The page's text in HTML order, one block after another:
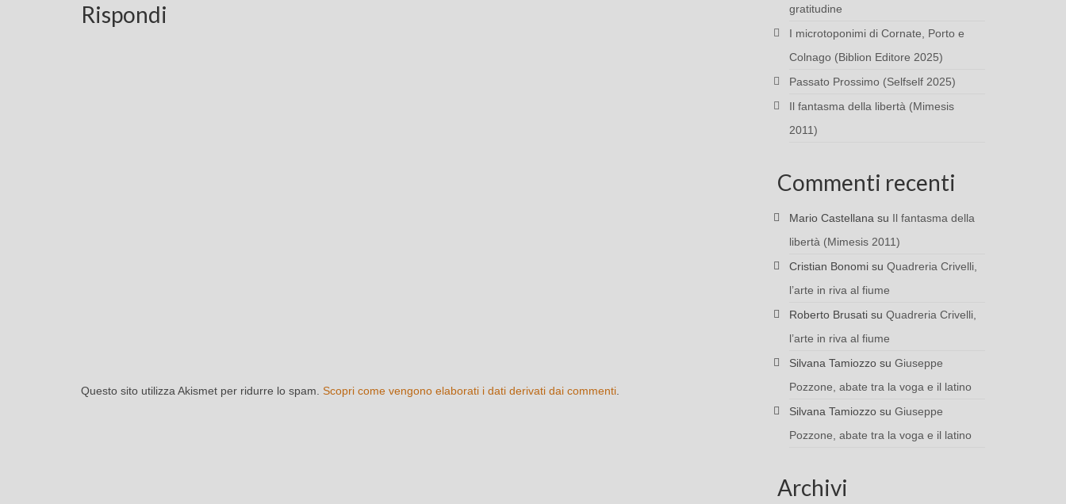
Rispondi
Questo sito utilizza Akismet per ridurre lo spam. Scopri come vengono elaborati i dati derivati dai commenti
gratitudine
I microtoponimi di Cornate, Porto e
Colnago (Biblion Editore 2025)
Passato Prossimo (Selfself 2025)
Il fantasma della libertà (Mimesis
2011)
Commenti recenti
Mario Castellana su Il fantasma della
libertà (Mimesis 2011)
Cristian Bonomisu Quadreria Crivelli,
l’arte in riva al fiume
Roberto Brusatisu Quadreria Crivelli,
l’arte in riva al fiume
Silvana Tamiozzosu Giuseppe
Pozzone, abate tra la voga e il latino
Silvana Tamiozzosu Giuseppe
Pozzone, abate tra la voga e il latino
Archivi